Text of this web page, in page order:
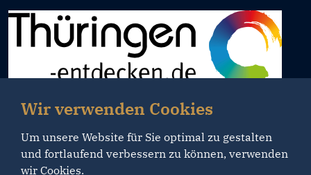
Wir verwenden Cookies
Um unsere Website für Sie optimal zu gestalten
und fortlaufend verbessern zu können, verwenden
wir Cookies.